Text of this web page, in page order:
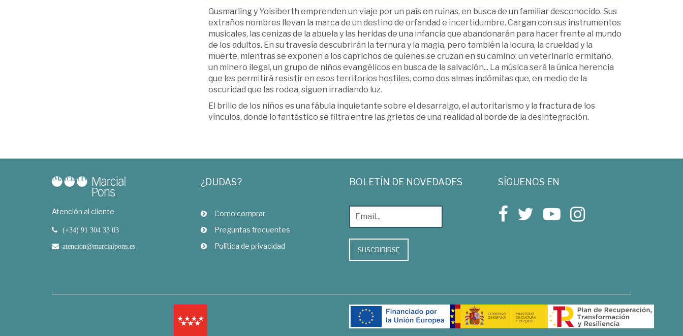
Gusmarling y Yoisiberth emprenden un viaje por un país en ruinas, en busca de un familiar desconocido. Sus
extraños nombres llevan la marca de un destino de orfandad e incertidumbre. Cargan con sus instrumentos
musicales, las cenizas de la abuela y las heridas de una infancia que abandonarán para hacer frente al mundo
de los adultos. En su travesía descubrirán la ternura y la magia, pero también la locura, la crueldad y la
muerte, mientras se exponen a los caprichos de quienes se cruzan en su camino: un veterinario ermitaño,
un minero ilegal, un grupo de niños evangélicos en busca de la salvación... La música será la única herencia
que les permitirá resistir en esos territorios hostiles, como dos almas indómitas que, en medio de la
oscuridad que las rodea, siguen irradiando luz.
El brillo de los niños es una fábula inquietante sobre el desarraigo, el autoritarismo y la fractura de los
vínculos, donde lo fantástico se filtra entre las grietas de una realidad al borde de la desintegración.
Atención al cliente
(+34) 91 304 33 03
atencion@marcialpons.es
¿DUDAS?
Como comprar
Preguntas frecuentes
Política de privacidad
BOLETÍN DE NOVEDADES
SUSCRIBIRSE
SÍGUENOS EN